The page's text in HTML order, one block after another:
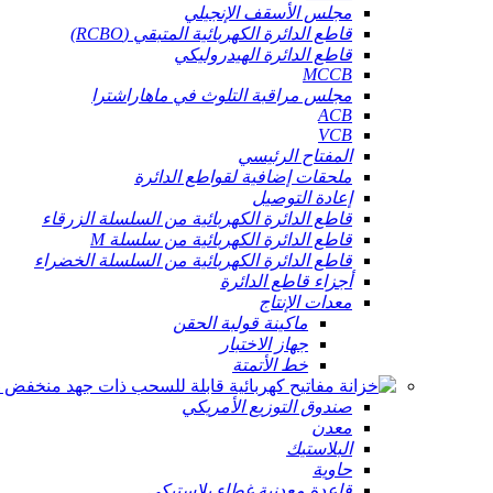
مجلس الأسقف الإنجيلي
قاطع الدائرة الكهربائية المتبقي (RCBO)
قاطع الدائرة الهيدروليكي
MCCB
مجلس مراقبة التلوث في ماهاراشترا
ACB
VCB
المفتاح الرئيسي
ملحقات إضافية لقواطع الدائرة
إعادة التوصيل
قاطع الدائرة الكهربائية من السلسلة الزرقاء
قاطع الدائرة الكهربائية من سلسلة M
قاطع الدائرة الكهربائية من السلسلة الخضراء
أجزاء قاطع الدائرة
معدات الإنتاج
ماكينة قولبة الحقن
جهاز الاختبار
خط الأتمتة
صندوق التوزيع الأمريكي
معدن
البلاستيك
حاوية